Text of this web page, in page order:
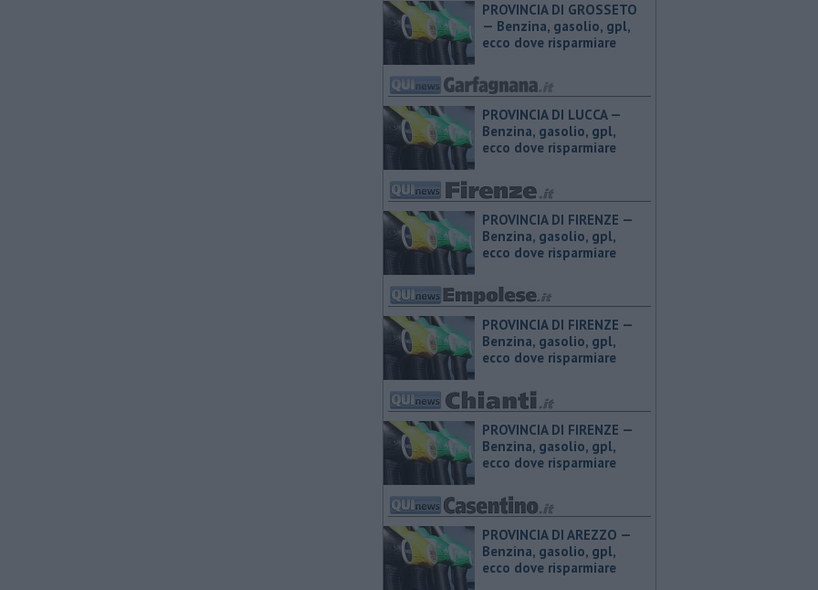
PROVINCIA DI GROSSETO
— ​Benzina, gasolio, gpl,
ecco dove risparmiare
PROVINCIA DI LUCCA — ​
Benzina, gasolio, gpl,
ecco dove risparmiare
PROVINCIA DI FIRENZE — ​
Benzina, gasolio, gpl,
ecco dove risparmiare
PROVINCIA DI FIRENZE — ​
Benzina, gasolio, gpl,
ecco dove risparmiare
PROVINCIA DI FIRENZE — ​
Benzina, gasolio, gpl,
ecco dove risparmiare
PROVINCIA DI AREZZO — ​
Benzina, gasolio, gpl,
ecco dove risparmiare